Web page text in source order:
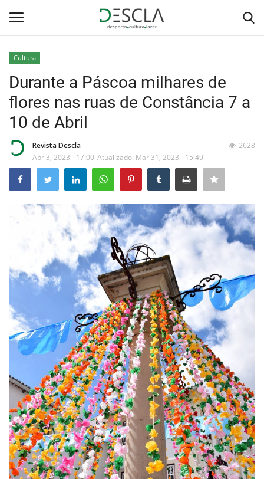
Home
Desporto
Sobre Nós
Educação
Estatuto Editorial
Saúde
Ficha técnica
Cultura
Lazer
Ambiente
Cultura
Durante a Páscoa milhares de
flores nas ruas de Constância 7 a
10 de Abril
Revista Descla
Abr 3, 2023 - 17:00 Atualizado: Mar 31, 2023 - 15:49
2628